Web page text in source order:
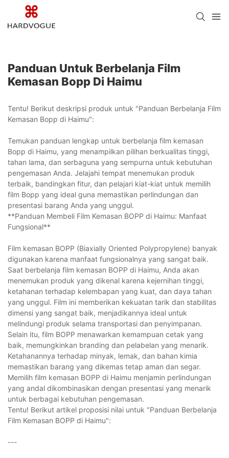
Panduan Untuk Berbelanja Film
Kemasan Bopp Di Haimu
Tentu! Berikut deskripsi produk untuk "Panduan Berbelanja Film
Kemasan Bopp di Haimu":
Temukan panduan lengkap untuk berbelanja film kemasan
Bopp di Haimu, yang menampilkan pilihan berkualitas tinggi,
tahan lama, dan serbaguna yang sempurna untuk kebutuhan
pengemasan Anda. Jelajahi tempat menemukan produk
terbaik, bandingkan fitur, dan pelajari kiat-kiat untuk memilih
film Bopp yang ideal guna memastikan perlindungan dan
presentasi barang Anda yang unggul.
**Panduan Membeli Film Kemasan BOPP di Haimu: Manfaat
Fungsional**
Film kemasan BOPP (Biaxially Oriented Polypropylene) banyak
digunakan karena manfaat fungsionalnya yang sangat baik.
Saat berbelanja film kemasan BOPP di Haimu, Anda akan
menemukan produk yang dikenal karena kejernihan tinggi,
ketahanan terhadap kelembapan yang kuat, dan daya tahan
yang unggul. Film ini memberikan kekuatan tarik dan stabilitas
dimensi yang sangat baik, menjadikannya ideal untuk
melindungi produk selama transportasi dan penyimpanan.
Selain itu, film BOPP menawarkan kemampuan cetak yang
baik, memungkinkan branding dan pelabelan yang menarik.
Ketahanannya terhadap minyak, lemak, dan bahan kimia
memastikan barang yang dikemas tetap aman dan segar.
Memilih film kemasan BOPP di Haimu menjamin perlindungan
yang andal dikombinasikan dengan presentasi yang menarik
untuk berbagai kebutuhan pengemasan.
Tentu! Berikut artikel proposisi nilai untuk "Panduan Berbelanja
Film Kemasan BOPP di Haimu":
---